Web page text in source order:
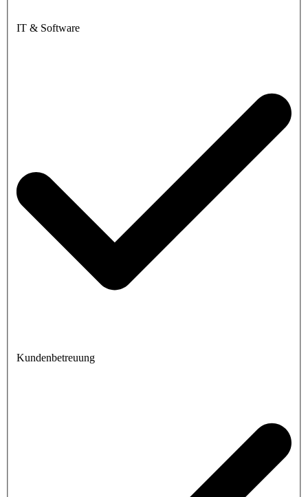
IT & Software
Kundenbetreuung